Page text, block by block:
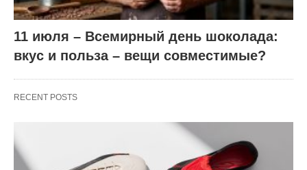
11 июля – Всемирный день шоколада:
вкус и польза – вещи совместимые?
RECENT POSTS